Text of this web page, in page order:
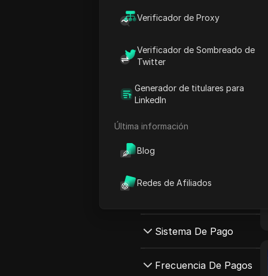
Verificador de Proxy
Verificador de Sombreado de
Twitter
Generador de titulares para
LinkedIn
Última información
Blog
Redes de Afiliados
IPC
$4000-$5000
$1000-$2000
Sistema De Pago
Frecuencia De Pagos